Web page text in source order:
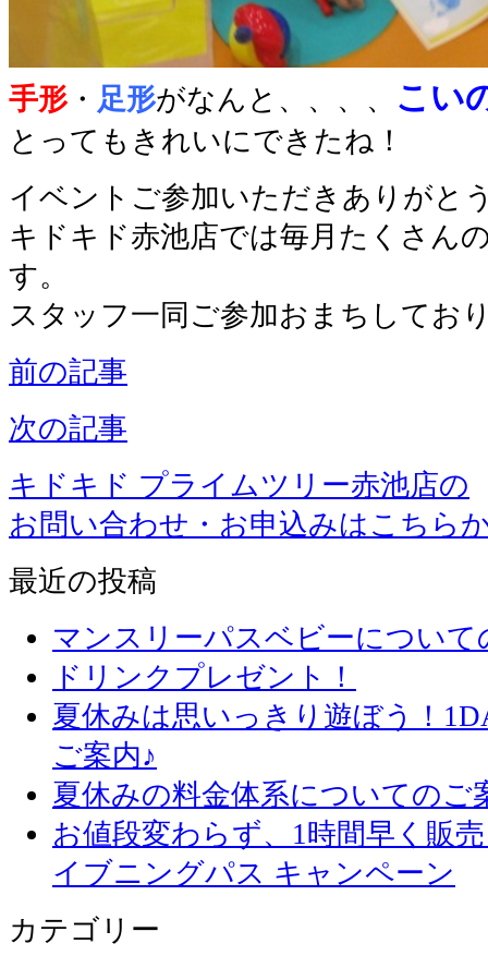
手形 ・ 足形がなんと、、、、 こい
とってもきれいにできたね！
イベントご参加いただきありがと
キドキド赤池店では毎月たくさん
す。
スタッフ一同ご参加おまちしてお
前の記事
次の記事
キドキド プライムツリー赤池店の
お問い合わせ・お申込みはこちら
最近の投稿
マンスリーパスベビーについて
ドリンクプレゼント！
夏休みは思いっきり遊ぼう！
ご案内♪
夏休みの料金体系についてのご
お値段変わらず、1
イブニングパス キャンペーン
カテゴリー